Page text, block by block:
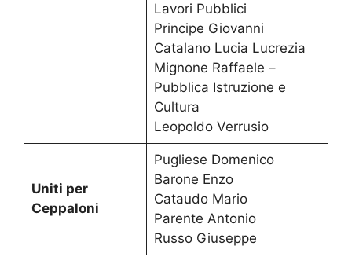
Lavori Pubblici
Principe Giovanni
Catalano Lucia Lucrezia
Mignone Raffaele –
Pubblica Istruzione e
Cultura
Leopoldo Verrusio
Uniti per
Ceppaloni
Pugliese Domenico
Barone Enzo
Cataudo Mario
Parente Antonio
Russo Giuseppe